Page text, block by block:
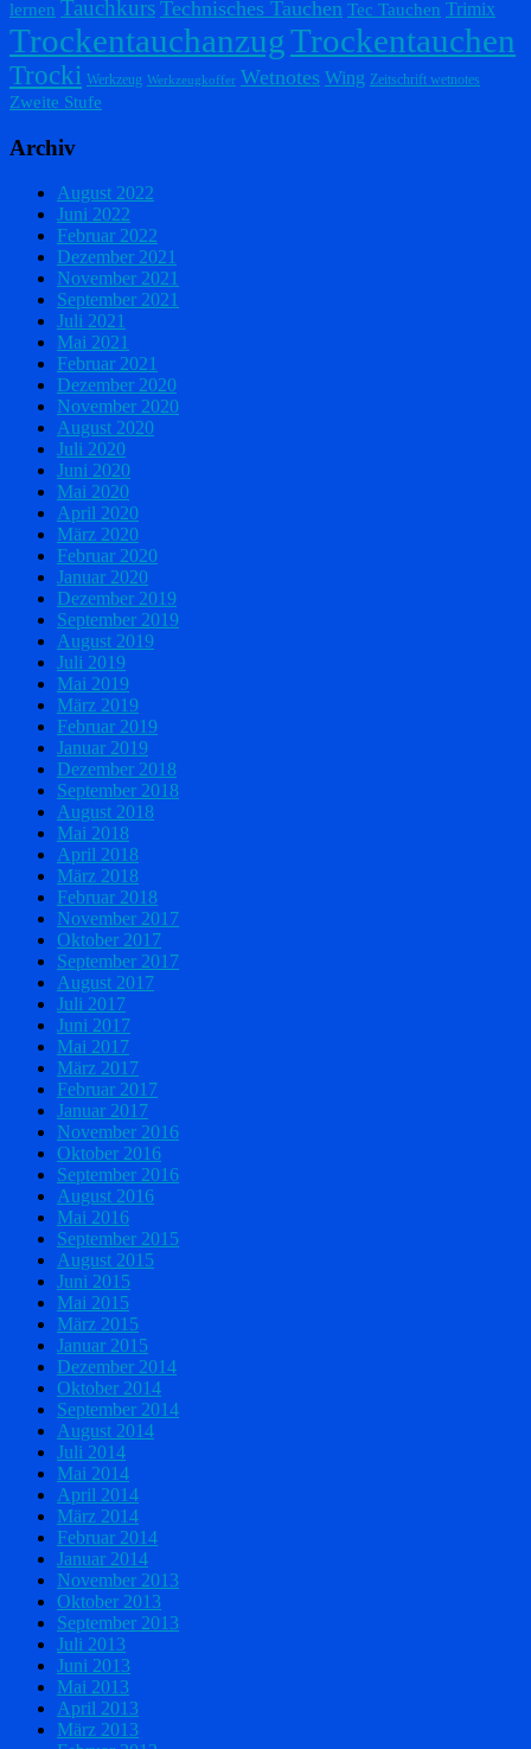
lernen Tauchkurs Technisches Tauchen Tec Tauchen Trimix
TrockentauchanzugTrockentauchen
Trocki Werkzeug Werkzeugkoffer Wetnotes Wing Zeitschrift wetnotes
Zweite Stufe
Archiv
August 2022
Juni 2022
Februar 2022
Dezember 2021
November 2021
September 2021
Juli 2021
Mai 2021
Februar 2021
Dezember 2020
November 2020
August 2020
Juli 2020
Juni 2020
Mai 2020
April 2020
März 2020
Februar 2020
Januar 2020
Dezember 2019
September 2019
August 2019
Juli 2019
Mai 2019
März 2019
Februar 2019
Januar 2019
Dezember 2018
September 2018
August 2018
Mai 2018
April 2018
März 2018
Februar 2018
November 2017
Oktober 2017
September 2017
August 2017
Juli 2017
Juni 2017
Mai 2017
März 2017
Februar 2017
Januar 2017
November 2016
Oktober 2016
September 2016
August 2016
Mai 2016
September 2015
August 2015
Juni 2015
Mai 2015
März 2015
Januar 2015
Dezember 2014
Oktober 2014
September 2014
August 2014
Juli 2014
Mai 2014
April 2014
März 2014
Februar 2014
Januar 2014
November 2013
Oktober 2013
September 2013
Juli 2013
Juni 2013
Mai 2013
April 2013
März 2013